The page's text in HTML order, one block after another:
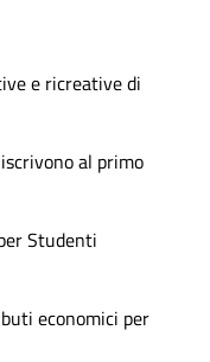
e ricreative di
al primo
Studenti
economici per